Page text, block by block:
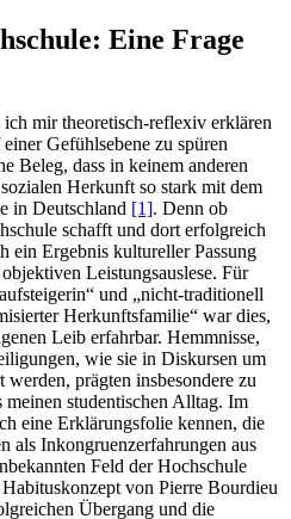
Eine Frage
ich mir theoretisch-reflexiv erklären
Gefühlsebene zu spüren
Beleg, dass in keinem anderen
Herkunft so stark mit dem
in Deutschland [1]. Denn ob
schafft und dort erfolgreich
ein Ergebnis kultureller Passung
Leistungsauslese. Für
und „nicht-traditionell
Herkunftsfamilie“ war dies,
Leib erfahrbar. Hemmnisse,
wie sie in Diskursen um
prägten insbesondere zu
meinen studentischen Alltag. Im
eine Erklärungsfolie kennen, die
als Inkongruenzerfahrungen aus
Feld der Hochschule
von Pierre Bourdieu
Übergang und die